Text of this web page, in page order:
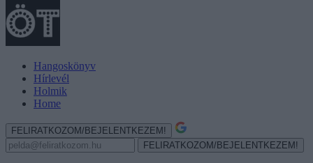
Hangoskönyv
Hírlevél
Holmik
Home
FELIRATKOZOM/BEJELENTKEZEM!
FELIRATKOZOM/BEJELENTKEZEM!